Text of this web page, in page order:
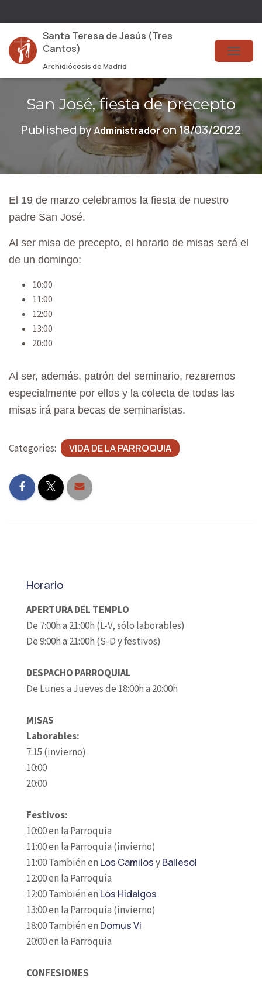
Santa Teresa de Jesús (Tres
Cantos)
Archidiócesis de Madrid
T
O
G
G
L
E
N
G
San José, fiesta de precepto
Published byAdministradoron18/03/2022
El 19 de marzo celebramos la fiesta de nuestro
padre San José.
Al ser misa de precepto, el horario de misas será el
de un domingo:
10:00
11:00
12:00
13:00
20:00
Al ser, además, patrón del seminario, rezaremos
especialmente por ellos y la colecta de todas las
misas irá para becas de seminaristas.
Categories: VIDA DE LA PARROQUIA
Horario
APERTURA DEL TEMPLO
De 7:00h a 21:00h (L-V, sólo laborables)
De 9:00h a 21:00h (S-D y festivos)
DESPACHO PARROQUIAL
De Lunes a Jueves de 18:00h a 20:00h
MISAS
Laborables:
7:15 (invierno)
10:00
20:00
Festivos:
10:00 en la Parroquia
11:00 en la Parroquia (invierno)
11:00 También en Los CamilosyBallesol
12:00 en la Parroquia
12:00 También en Los Hidalgos
13:00 en la Parroquia (invierno)
18:00 También en Domus Vi
20:00 en la Parroquia
CONFESIONES